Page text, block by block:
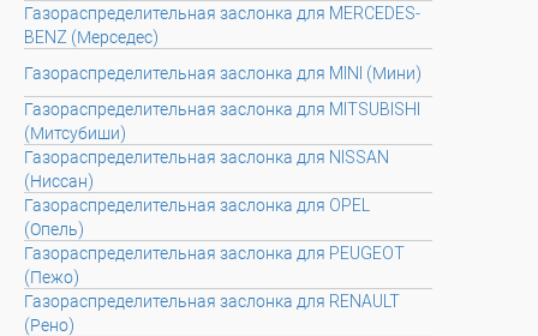
Газораспределительная заслонка для MERCEDES-
BENZ (Мерседес)
Газораспределительная заслонка для MINI (Мини)
Газораспределительная заслонка для MITSUBISHI
(Митсубиши)
Газораспределительная заслонка для NISSAN
(Ниссан)
Газораспределительная заслонка для OPEL
(Опель)
Газораспределительная заслонка для PEUGEOT
(Пежо)
Газораспределительная заслонка для RENAULT
(Рено)